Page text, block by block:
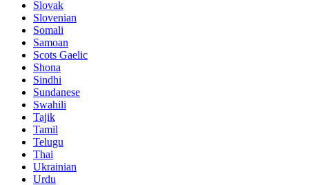
Slovak
Slovenian
Somali
Samoan
Scots Gaelic
Shona
Sindhi
Sundanese
Swahili
Tajik
Tamil
Telugu
Thai
Ukrainian
Urdu